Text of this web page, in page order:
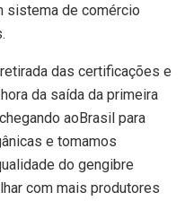
sistema de comércio
das certificações e
da saída da primeira
aoBrasil para
e tomamos
do gengibre
com mais produtores